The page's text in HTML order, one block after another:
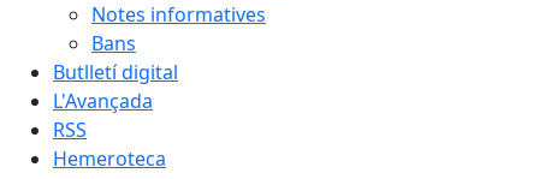
Notes informatives
Bans
Butlletí digital
L'Avançada
RSS
Hemeroteca